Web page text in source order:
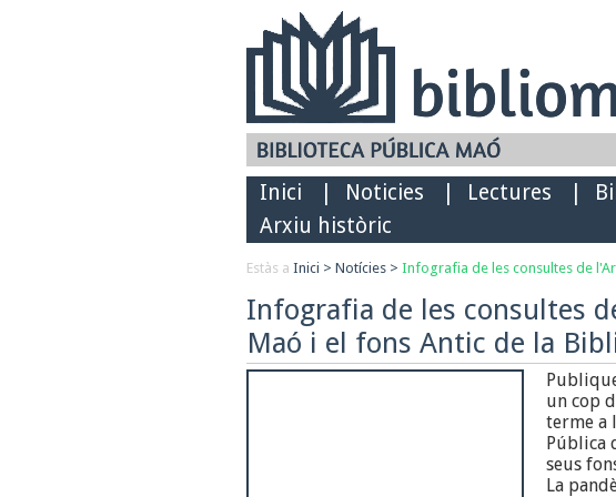
Inici Noticies Lectures
Arxiu històric
Estàs a Inici > Notícies > Infografia de les consultes de
Infografia de les consultes
Maó i el fons Antic de la
un cop
terme a
Pública
seus
La